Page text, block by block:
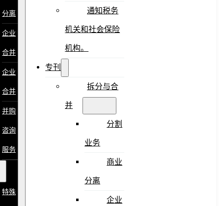
分离
企业
合并
企业
合并
并购
咨询
服务
特殊
通知税务
机关和社会保险
机构。
专刊
拆分与合
并
分割
业务
商业
分离
企业